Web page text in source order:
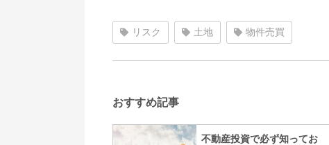
リスク 土地 物件売買
おすすめ記事
不動産投資で必ず知ってお